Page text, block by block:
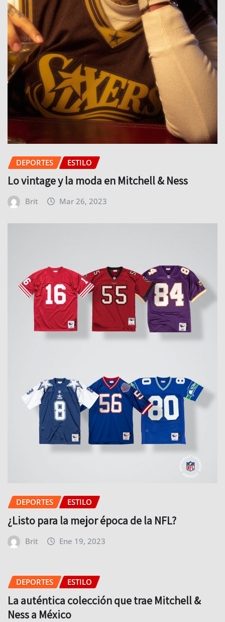
DEPORTES ESTILO
Lo vintage y la moda en Mitchell & Ness
Brit Mar 26, 2023
DEPORTES ESTILO
¿Listo para la mejor época de la NFL?
Brit Ene 19, 2023
DEPORTES ESTILO
La auténtica colección que trae Mitchell &
Ness a México